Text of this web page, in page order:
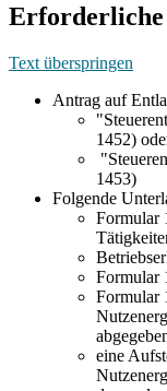
Erforderliche
Text überspringen
Antrag auf
1452)
1453)
Folgende
Formular
Formular
Formular
eine